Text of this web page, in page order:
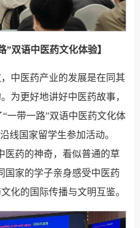
”双语中医药文化体验】
中医药产业的发展是在同其
为更好地讲好中医药故事，
“一带一路”双语中医药文化体
线国家留学生参加活动。
医药的神奇，看似普通的草
国家的学子亲身感受中医药
化的国际传播与文明互鉴。